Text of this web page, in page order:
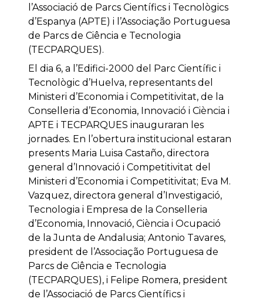
l’Associació de Parcs Científics i Tecnològics
d’Espanya (APTE) i l’Associação Portuguesa
de Parcs de Ciência e Tecnologia
(TECPARQUES).
El dia 6, a l’Edifici-2000 del Parc Científic i
Tecnològic d’Huelva, representants del
Ministeri d’Economia i Competitivitat, de la
Conselleria d’Economia, Innovació i Ciència i
APTE i TECPARQUES inauguraran les
jornades. En l’obertura institucional estaran
presents Maria Luisa Castaño, directora
general d’Innovació i Competitivitat del
Ministeri d’Economia i Competitivitat; Eva M.
Vazquez, directora general d’Investigació,
Tecnologia i Empresa de la Conselleria
d’Economia, Innovació, Ciència i Ocupació
de la Junta de Andalusia; Antonio Tavares,
president de l’Associação Portuguesa de
Parcs de Ciência e Tecnologia
(TECPARQUES), i Felipe Romera, president
de l’Associació de Parcs Científics i